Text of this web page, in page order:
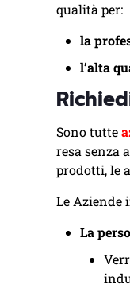
qualità per:
la
l’alta
Sono tutte
resa senza
prodotti, le
Le Aziende
La